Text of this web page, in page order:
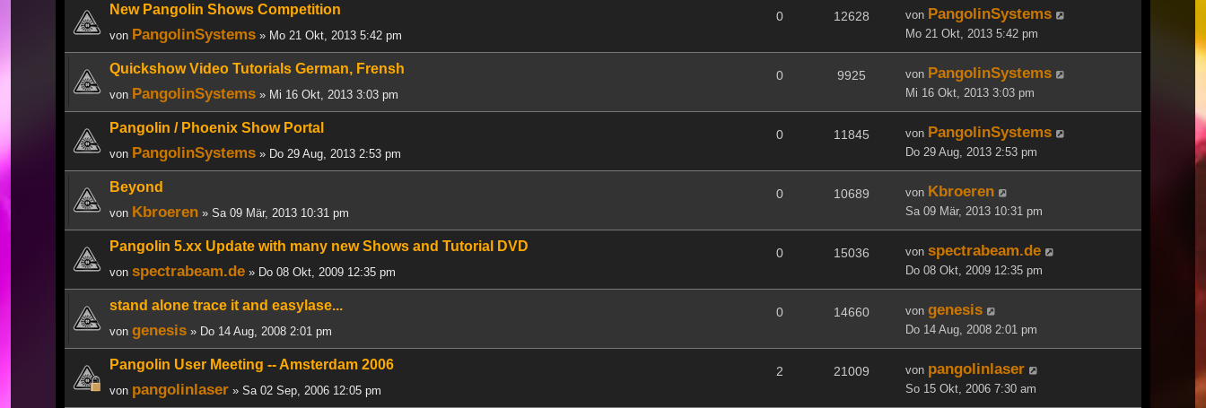
New Pangolin Shows Competition
von PangolinSystems » Mo 21 Okt, 2013 5:42 pm
0 12628 von PangolinSystems
Mo 21 Okt, 2013 5:42 pm
Quickshow Video Tutorials German, Frensh
von PangolinSystems » Mi 16 Okt, 2013 3:03 pm
0 9925 von PangolinSystems
Mi 16 Okt, 2013 3:03 pm
Pangolin / Phoenix Show Portal
von PangolinSystems » Do 29 Aug, 2013 2:53 pm
0 11845 von PangolinSystems
Do 29 Aug, 2013 2:53 pm
Beyond
von Kbroeren » Sa 09 Mär, 2013 10:31 pm
0 10689 von Kbroeren
Sa 09 Mär, 2013 10:31 pm
Pangolin 5.xx Update with many new Shows and Tutorial DVD
von spectrabeam.de » Do 08 Okt, 2009 12:35 pm
0 15036 von spectrabeam.de
Do 08 Okt, 2009 12:35 pm
stand alone trace it and easylase...
von genesis » Do 14 Aug, 2008 2:01 pm
0 14660 von genesis
Do 14 Aug, 2008 2:01 pm
Pangolin User Meeting -- Amsterdam 2006
von pangolinlaser » Sa 02 Sep, 2006 12:05 pm
2 21009 von pangolinlaser
So 15 Okt, 2006 7:30 am